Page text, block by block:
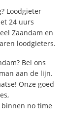
Loodgieter
24 uurs
Zaandam en
loodgieters.
Bel ons
aan de lijn.
Onze goed
binnen no time